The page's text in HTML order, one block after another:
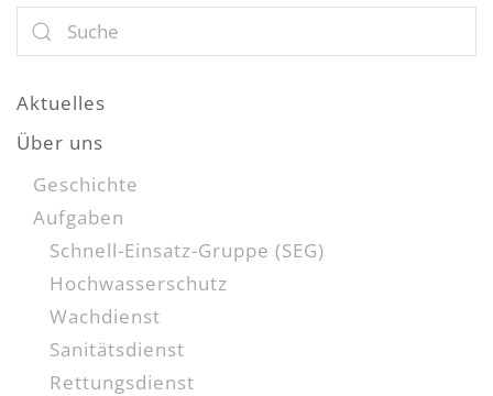
Aktuelles
Über uns
Geschichte
Aufgaben
Schnell-Einsatz-Gruppe (SEG)
Hochwasserschutz
Wachdienst
Sanitätsdienst
Rettungsdienst